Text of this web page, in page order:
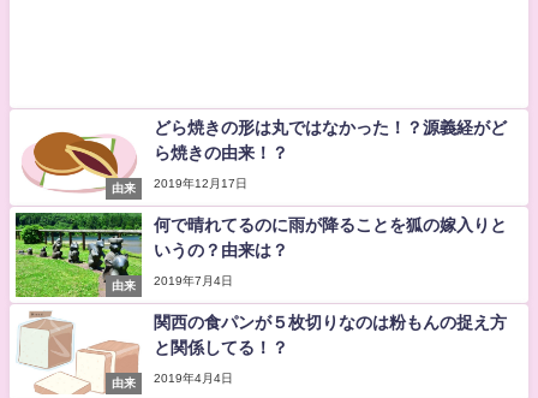
由来
どら焼きの形は丸ではなかった！？源義経がど
ら焼きの由来！？
2019年12月17日
由来
何で晴れてるのに雨が降ることを狐の嫁入りと
いうの？由来は？
2019年7月4日
由来
関西の食パンが５枚切りなのは粉もんの捉え方
と関係してる！？
2019年4月4日